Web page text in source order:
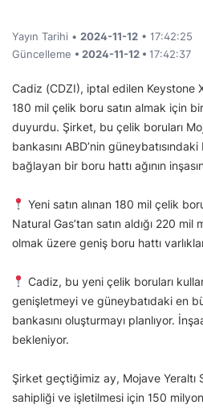
Yayın Tarihi • 2024-11-12 • 17:42:25
Güncelleme • 2024-11-12 • 17:42:37
Cadiz (CDZI), iptal edilen Keystone
180 mil çelik boru satın almak için
duyurdu. Şirket, bu çelik boruları
bankasını ABD’nin
bağlayan bir boru hattı ağının
Yeni satın alınan 180 mil çelik
Natural Gas’tan satın aldığı 220
olmak üzere geniş boru hattı
Cadiz, bu yeni çelik boruları
genişletmeyi ve güneybatıdaki en
bankasını oluşturmayı planlıyor.
bekleniyor.
Şirket geçtiğimiz ay, Mojave Yeraltı
sahipliği ve işletilmesi için 150